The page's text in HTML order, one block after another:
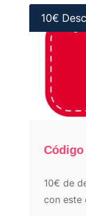
10€
10€ de
con este